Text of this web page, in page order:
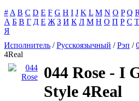
# A B C D E F G H I J K L M N O P Q R
А Б В Г Д Е Ж З И К Л М Н О П Р С Т
Я
Исполнитель /Русскоязычный /Рэп /
4Real
044 Rose - I
Style 4Real